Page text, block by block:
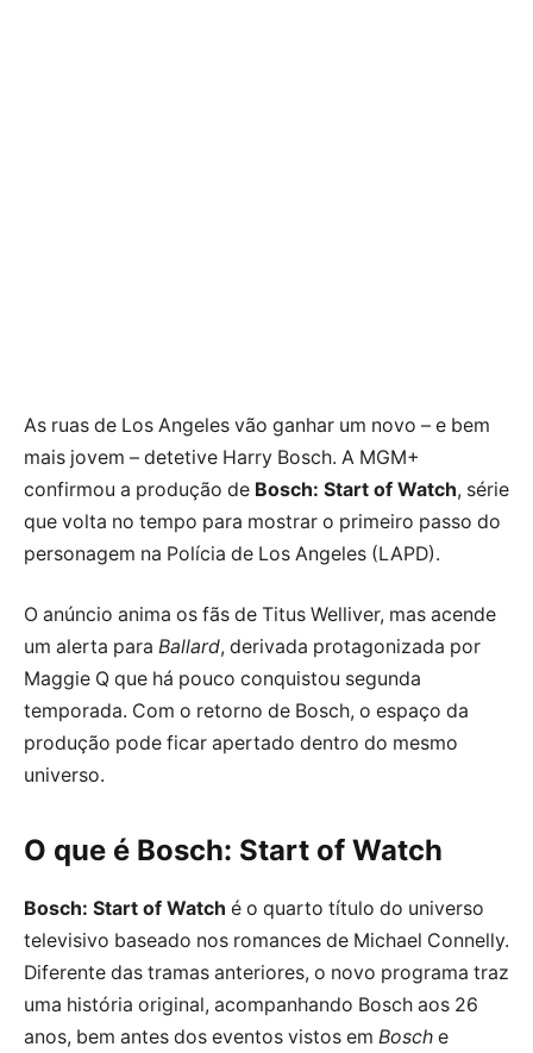
As ruas de Los Angeles vão ganhar um novo – e bem
mais jovem – detetive Harry Bosch. A MGM+
confirmou a produção de Bosch: Start of Watch, série
que volta no tempo para mostrar o primeiro passo do
personagem na Polícia de Los Angeles (LAPD).
O anúncio anima os fãs de Titus Welliver, mas acende
um alerta para Ballard, derivada protagonizada por
Maggie Q que há pouco conquistou segunda
temporada. Com o retorno de Bosch, o espaço da
produção pode ficar apertado dentro do mesmo
universo.
O que é Bosch: Start of Watch
Bosch: Start of Watch é o quarto título do universo
televisivo baseado nos romances de Michael Connelly.
Diferente das tramas anteriores, o novo programa traz
uma história original, acompanhando Bosch aos 26
anos, bem antes dos eventos vistos em Bosch e